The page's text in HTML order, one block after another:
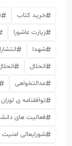
خرید کتاب
زیارت عاشورا
شهدا
انحلال
عدالتخواهی
توافقنامه ی لوزان
فعالیت های
شورایعالی